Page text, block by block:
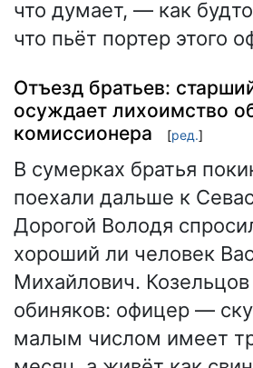
что думает, — как
что пьёт портер этого
Отъезд братьев:
осуждает лихоимство
комиссионера
[ред.]
В сумерках братья
поехали дальше к
Дорогой Володя
хороший ли человек
Михайлович. Козельцов
обиняков: офицер —
малым числом имеет